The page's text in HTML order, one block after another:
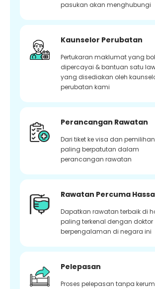
pasukan akan menghubungi
Kaunselor Perubatan
Pertukaran maklumat yang
dipercayai & bantuan satu
yang disediakan oleh
perubatan kami
Perancangan Rawatan
Dari tiket ke visa dan
paling berpatutan dalam
perancangan rawatan
Rawatan Percuma
Dapatkan rawatan terbaik di
paling terkenal dengan doktor
berpengalaman di negara ini
Pelepasan
Proses pelepasan tanpa